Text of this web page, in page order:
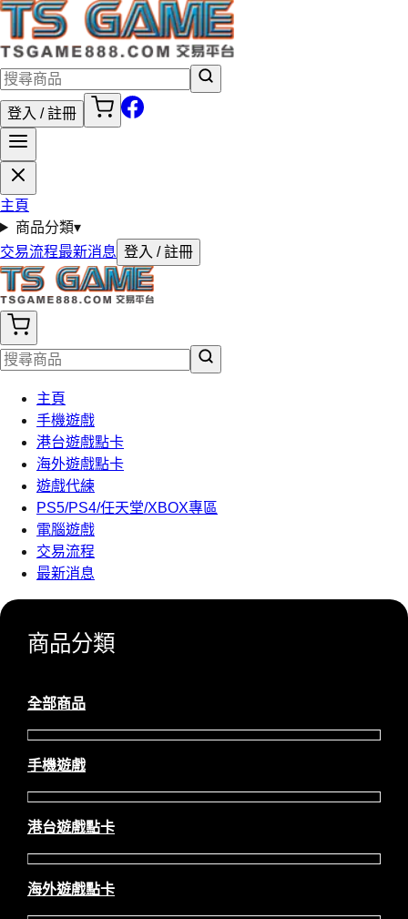
登入 / 註冊
主頁
商品分類▾
交易流程最新消息 登入 / 註冊
主頁
手機遊戲
港台遊戲點卡
海外遊戲點卡
遊戲代練
PS5/PS4/任天堂/XBOX專區
電腦遊戲
交易流程
最新消息
商品分類
全部商品
手機遊戲
港台遊戲點卡
海外遊戲點卡